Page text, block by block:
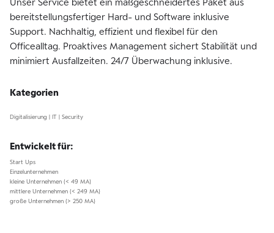
Unser Service bietet ein maßgeschneidertes Paket aus
bereitstellungsfertiger Hard- und Software inklusive
Support. Nachhaltig, effizient und flexibel für den
Officealltag. Proaktives Management sichert Stabilität und
minimiert Ausfallzeiten. 24/7 Überwachung inklusive.
Kategorien
Digitalisierung | IT | Security
Entwickelt für:
Start Ups
Einzelunternehmen
kleine Unternehmen (< 49 MA)
mittlere Unternehmen (< 249 MA)
große Unternehmen (> 250 MA)